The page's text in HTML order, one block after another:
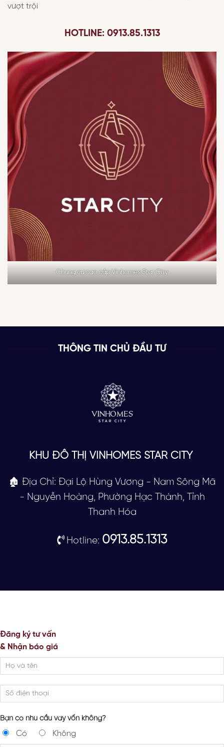
vượt trội
HOTLINE: 0913.85.1313
Chung cư cao cấp Vinhomes Star City
THÔNG TIN CHỦ ĐẦU TƯ
KHU ĐÔ THỊ VINHOMES STAR CITY
🏚 Địa Chỉ: Đại Lộ Hùng Vương - Nam Sông Mã
- Nguyễn Hoàng, Phường Hạc Thành, Tỉnh
Thanh Hóa
Hotline: 0913.85.1313
Đăng ký tư vấn
& Nhận báo giá
Bạn có nhu cầu vay vốn không?
Có Không